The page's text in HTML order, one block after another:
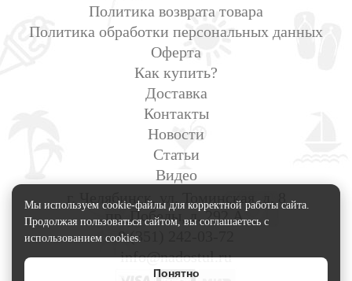
Политика возврата товара
Политика обработки персональных данных
Оферта
Как купить?
Доставка
Контакты
Новости
Статьи
Видео
г. Челябинск, ул. Томинская, д. 8
пр. Победы, д. 292 А.
8 (351) 242-03-72
info@nadostul.ru
Мы используем cookie-файлы для корректной работы сайта.
Продолжая пользоваться сайтом, вы соглашаетесь с
использованием cookies.
Понятно